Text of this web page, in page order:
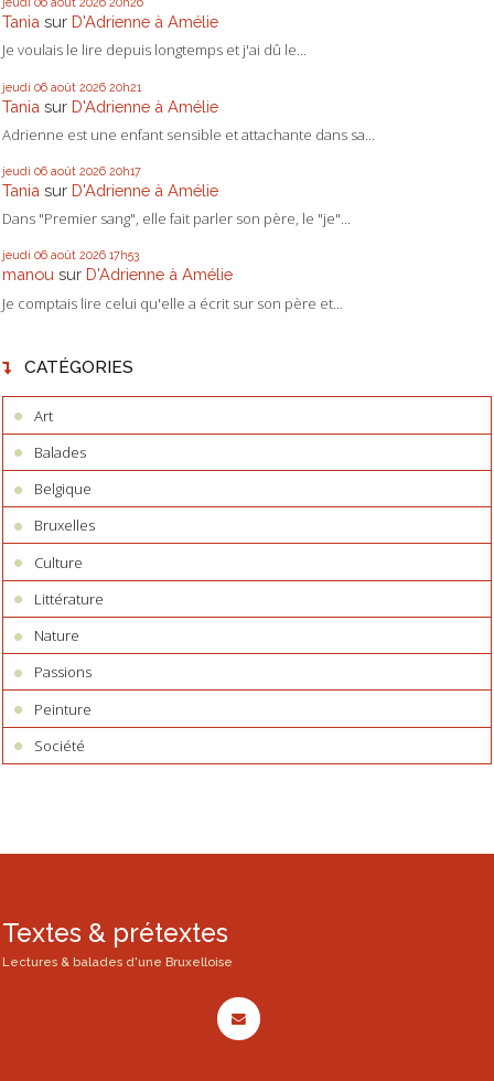
Tania sur D'Adrienne à Amélie
Je voulais le lire depuis longtemps et j'ai dû le...
jeudi 06 août 2026 20h21
Tania sur D'Adrienne à Amélie
Adrienne est une enfant sensible et attachante dans sa...
jeudi 06 août 2026 20h17
Tania sur D'Adrienne à Amélie
Dans "Premier sang", elle fait parler son père, le "je"...
jeudi 06 août 2026 17h53
manou sur D'Adrienne à Amélie
Je comptais lire celui qu'elle a écrit sur son père et...
CATÉGORIES
Art
Balades
Belgique
Bruxelles
Culture
Littérature
Nature
Passions
Peinture
Société
Textes & prétextes
Lectures & balades d'une Bruxelloise